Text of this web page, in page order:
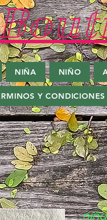
NIÑA NIÑO
Y CONDICIONES